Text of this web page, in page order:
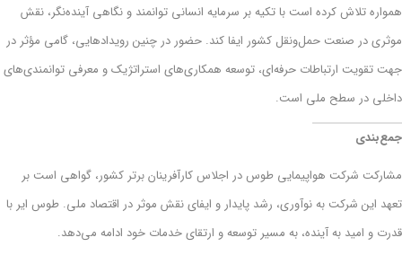
همواره تلاش کرده است با تکیه بر سرمایه انسانی توانمند و نگاهی آینده‌نگر، نقش
موثری در صنعت حمل‌ونقل کشور ایفا کند. حضور در چنین رویدادهایی، گامی مؤثر در
جهت تقویت ارتباطات حرفه‌ای، توسعه همکاری‌های استراتژیک و معرفی توانمندی‌های
داخلی در سطح ملی است.
جمع‌بندی
مشارکت شرکت هواپیمایی طوس در اجلاس کارآفرینان برتر کشور، گواهی است بر
تعهد این شرکت به نوآوری، رشد پایدار و ایفای نقش موثر در اقتصاد ملی. طوس ایر با
قدرت و امید به آینده، به مسیر توسعه و ارتقای خدمات خود ادامه می‌دهد.